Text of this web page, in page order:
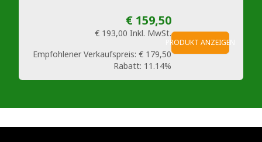
€ 159,50
€ 193,00 Inkl. MwSt.
Empfohlener Verkaufspreis: € 179,50
Rabatt: 11.14%
PRODUKT ANZEIGEN